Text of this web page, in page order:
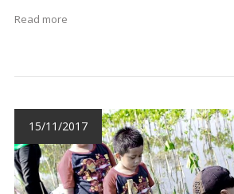
Read more
15/11/2017